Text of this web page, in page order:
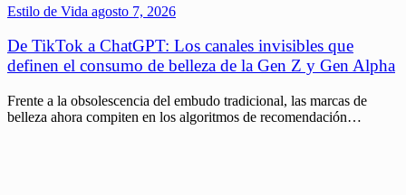
Estilo de Vida agosto 7, 2026
De TikTok a ChatGPT: Los canales invisibles que
definen el consumo de belleza de la Gen Z y Gen Alpha
Frente a la obsolescencia del embudo tradicional, las marcas de
belleza ahora compiten en los algoritmos de recomendación…